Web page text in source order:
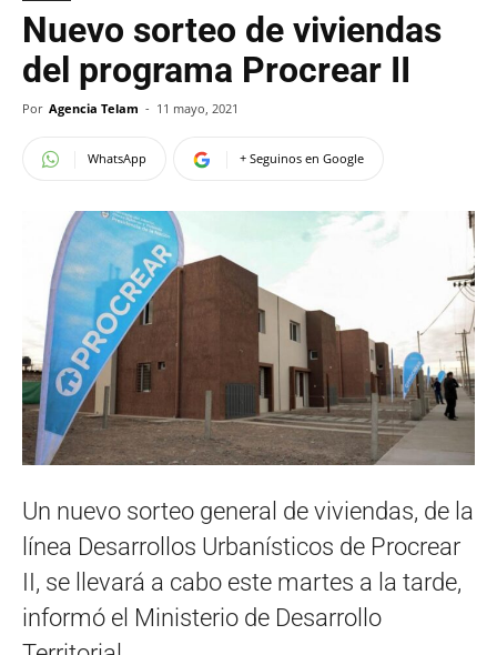
Nuevo sorteo de viviendas
del programa Procrear II
Por Agencia Telam - 11 mayo, 2021
WhatsApp + Seguinos en Google
Un nuevo sorteo general de viviendas, de la
línea Desarrollos Urbanísticos de Procrear
II, se llevará a cabo este martes a la tarde,
informó el Ministerio de Desarrollo